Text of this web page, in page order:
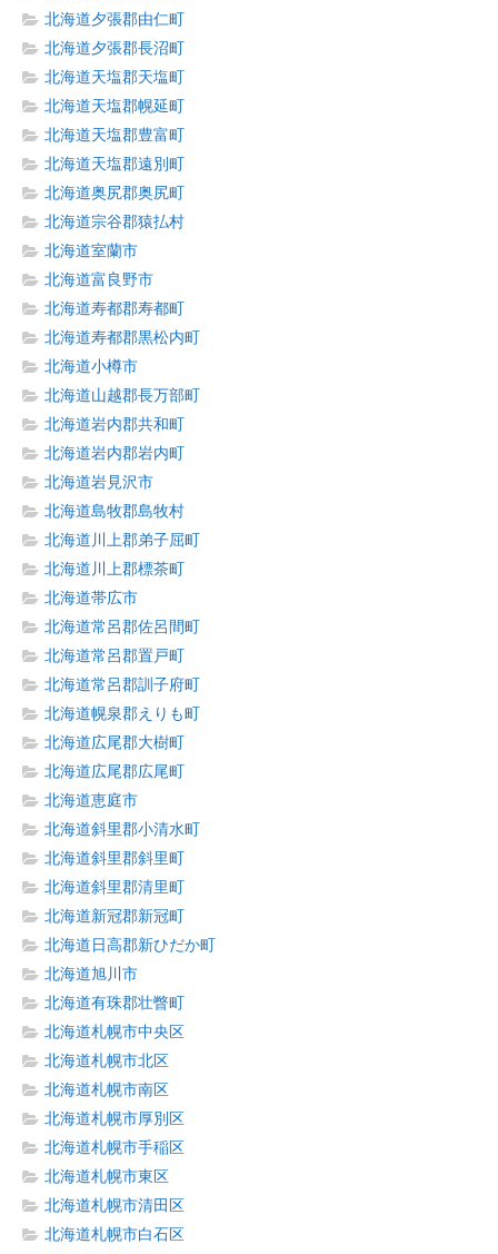
北海道夕張郡由仁町
北海道夕張郡長沼町
北海道天塩郡天塩町
北海道天塩郡幌延町
北海道天塩郡豊富町
北海道天塩郡遠別町
北海道奥尻郡奥尻町
北海道宗谷郡猿払村
北海道室蘭市
北海道富良野市
北海道寿都郡寿都町
北海道寿都郡黒松内町
北海道小樽市
北海道山越郡長万部町
北海道岩内郡共和町
北海道岩内郡岩内町
北海道岩見沢市
北海道島牧郡島牧村
北海道川上郡弟子屈町
北海道川上郡標茶町
北海道帯広市
北海道常呂郡佐呂間町
北海道常呂郡置戸町
北海道常呂郡訓子府町
北海道幌泉郡えりも町
北海道広尾郡大樹町
北海道広尾郡広尾町
北海道恵庭市
北海道斜里郡小清水町
北海道斜里郡斜里町
北海道斜里郡清里町
北海道新冠郡新冠町
北海道日高郡新ひだか町
北海道旭川市
北海道有珠郡壮瞥町
北海道札幌市中央区
北海道札幌市北区
北海道札幌市南区
北海道札幌市厚別区
北海道札幌市手稲区
北海道札幌市東区
北海道札幌市清田区
北海道札幌市白石区